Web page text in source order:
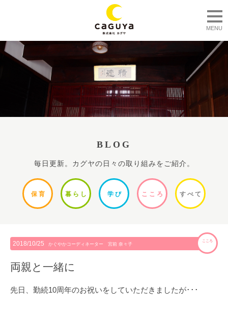
MENU
BLOG
毎日更新。カグヤの日々の取り組みをご紹介。
保 育 暮ら し 学 び ここ ろ すべて
2018/10/25 かぐやかコーディネーター 宮前 奈々子
こころ
両親と一緒に
先日、勤続10周年のお祝いをしていただきましたが･･･